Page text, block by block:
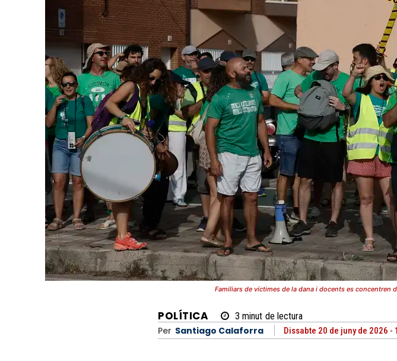
Familiars de víctimes de la dana i docents es concentren
POLÍTICA 3 minut de lectura
Per Santiago Calaforra Dissabte 20 de juny de 2026 -